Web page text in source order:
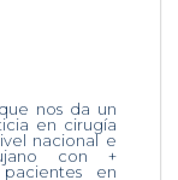
nos da un
en cirugía
nacional e
con +
en